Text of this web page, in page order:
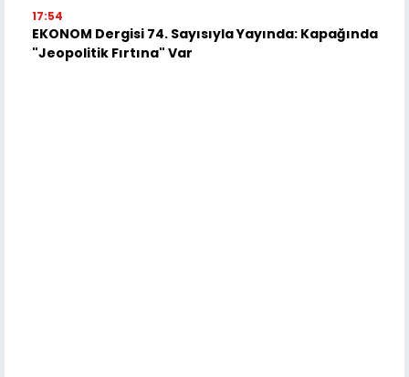
17:54
EKONOM Dergisi 74. Sayısıyla Yayında: Kapağında
"Jeopolitik Fırtına" Var